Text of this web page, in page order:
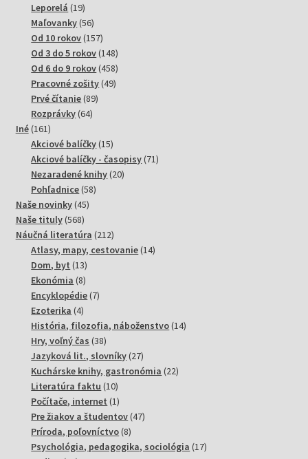
produktov
Leporelá 1919
produktov
Maľovanky 5656
produktov
Od 10 rokov 157157
produktov
Od 3 do 5 rokov 148148
produktov
Od 6 do 9 rokov 458458
produktov
Pracovné zošity 4949
Prvé čítanie 8989
Rozprávky 6464
Iné 161161
produktov
Akciové balíčky 1515
produktov
Akciové balíčky - časopisy 7171
Nezaradené knihy 2020
Pohľadnice 5858
Naše novinky 4545
Naše tituly 568568
produktov
Náučná literatúra 212212
produktov
Atlasy, mapy, cestovanie 1414
Dom, byt 1313
produktov
Ekonómia 88
produktov
Encyklopédie 77
Ezoterika 44
produkty
História, filozofia, náboženstvo 1414
Hry, voľný čas 3838
produktov
Jazyková lit., slovníky 2727
produktov
Kuchárske knihy, gastronómia 2222
Literatúra faktu 1010
produktov
Počítače, internet 11
produkt
Pre žiakov a študentov 4747
Príroda, poľovníctvo 88
produktov
Psychológia, pedagogika, sociológia 1717